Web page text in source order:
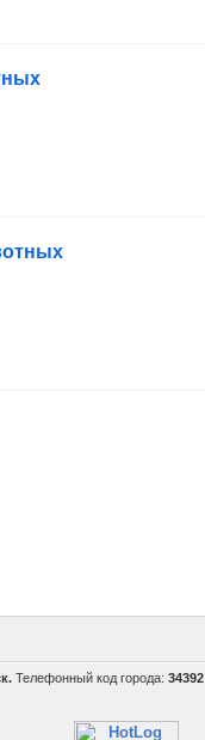
Телефонный код города: 34392